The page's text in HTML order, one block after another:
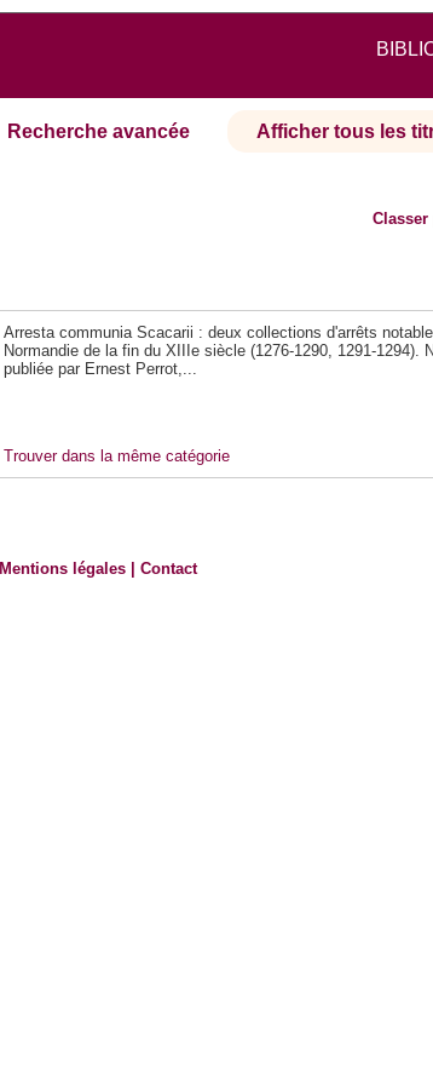
Recherche avancée Afficher tous les
Classer
Arresta communia Scacarii : deux collections d'arrêts
Normandie de la fin du XIIIe siècle (1276-1290, 1291-1294).
publiée par Ernest Perrot,...
Trouver dans la même catégorie
Mentions légales |Contact